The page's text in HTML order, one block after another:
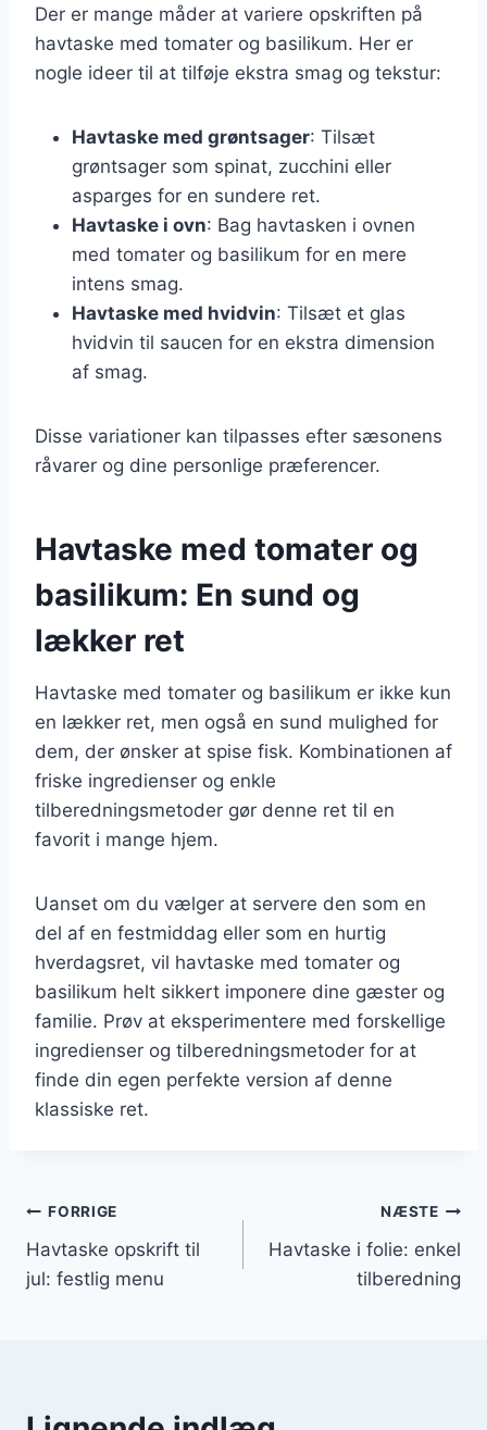
Der er mange måder at variere opskriften på
havtaske med tomater og basilikum. Her er
nogle ideer til at tilføje ekstra smag og tekstur:
Havtaske med grøntsager: Tilsæt
grøntsager som spinat, zucchini eller
asparges for en sundere ret.
Havtaske i ovn: Bag havtasken i ovnen
med tomater og basilikum for en mere
intens smag.
Havtaske med hvidvin: Tilsæt et glas
hvidvin til saucen for en ekstra dimension
af smag.
Disse variationer kan tilpasses efter sæsonens
råvarer og dine personlige præferencer.
Havtaske med tomater og
basilikum: En sund og
lækker ret
Havtaske med tomater og basilikum er ikke kun
en lækker ret, men også en sund mulighed for
dem, der ønsker at spise fisk. Kombinationen af
friske ingredienser og enkle
tilberedningsmetoder gør denne ret til en
favorit i mange hjem.
Uanset om du vælger at servere den som en
del af en festmiddag eller som en hurtig
hverdagsret, vil havtaske med tomater og
basilikum helt sikkert imponere dine gæster og
familie. Prøv at eksperimentere med forskellige
ingredienser og tilberedningsmetoder for at
finde din egen perfekte version af denne
klassiske ret.
Indlægsnavigation
FORRIGE
Havtaske opskrift til
jul: festlig menu
NÆSTE
Havtaske i folie: enkel
tilberedning